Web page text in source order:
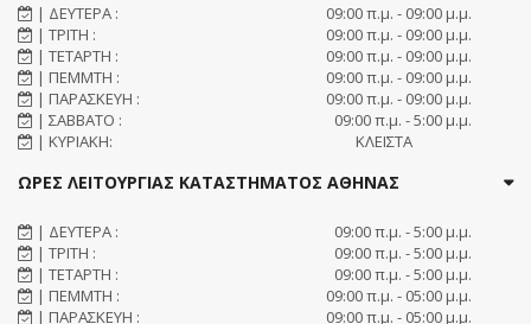
| ΔΕΥΤΕΡΑ :
09:00 π.μ. - 09:00 μ.μ.
| ΤΡΙΤΗ :
09:00 π.μ. - 09:00 μ.μ.
| ΤΕΤΑΡΤΗ :
09:00 π.μ. - 09:00 μ.μ.
| ΠΕΜΜΤΗ :
09:00 π.μ. - 09:00 μ.μ.
| ΠΑΡΑΣΚΕΥΗ :
09:00 π.μ. - 09:00 μ.μ.
| ΣΑΒΒΑΤΟ :
09:00 π.μ. - 5:00 μ.μ.
| ΚΥΡΙΑΚΗ:
ΚΛΕΙΣΤΑ
ΩΡΕΣ ΛΕΙΤΟΥΡΓΙΑΣ ΚΑΤΑΣΤΗΜΑΤΟΣ ΑΘΗΝΑΣ
| ΔΕΥΤΕΡΑ :
09:00 π.μ. - 5:00 μ.μ.
| ΤΡΙΤΗ :
09:00 π.μ. - 5:00 μ.μ.
| ΤΕΤΑΡΤΗ :
09:00 π.μ. - 5:00 μ.μ.
| ΠΕΜΜΤΗ :
09:00 π.μ. - 05:00 μ.μ.
| ΠΑΡΑΣΚΕΥΗ :
09:00 π.μ. - 05:00 μ.μ.